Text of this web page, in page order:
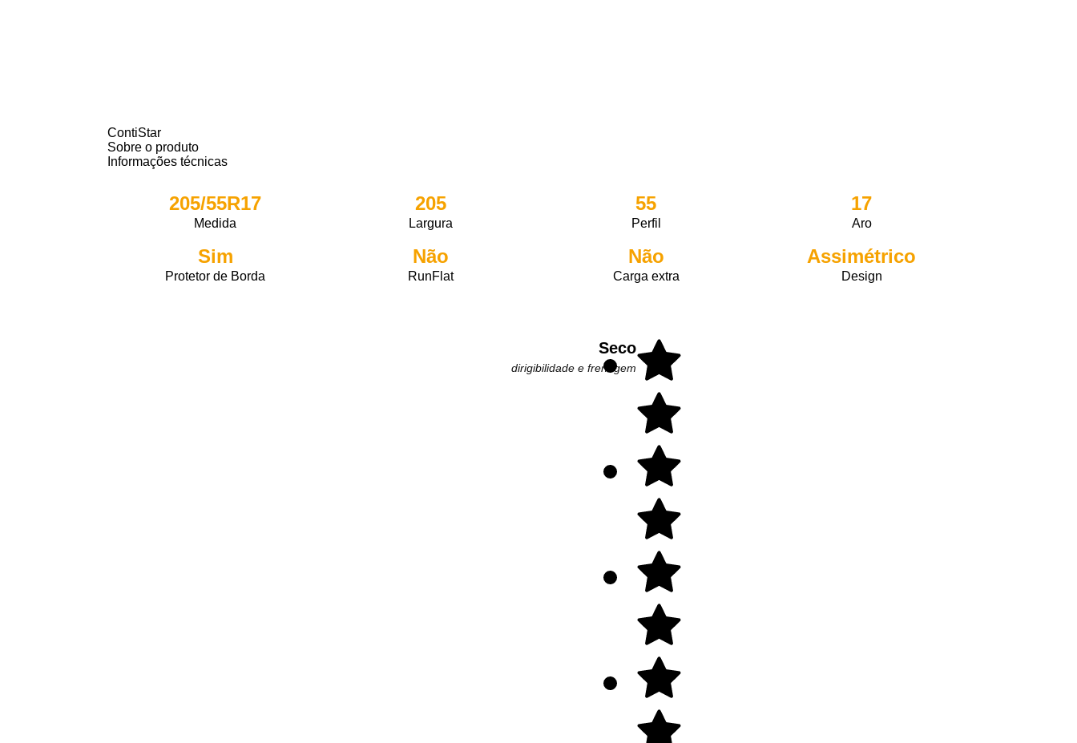
ContiStar
Sobre o produto
Informações técnicas
205/55R17
Medida
205
Largura
55
Perfil
17
Aro
Sim
Protetor de Borda
Não
RunFlat
Não
Carga extra
Assimétrico
Design
Seco
dirigibilidade e frenagem